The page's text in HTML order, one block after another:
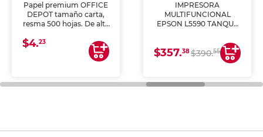
Papel premium OFFICE
DEPOT tamaño carta,
resma 500 hojas. De alta
uniforme, ideal para
impresoras de inyección
de tinta y láser,
general de oficina.
$4.23
IMPRESORA
MULTIFUNCIONAL
EPSON L5590 TANQUE
COPIA Y ESCANEA)
$357.38$390.55